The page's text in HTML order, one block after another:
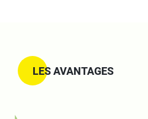
LES AVANTAGES